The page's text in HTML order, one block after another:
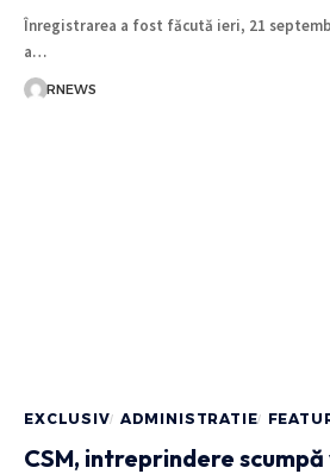
Înregistrarea a fost făcută ieri, 21
a…
RNEWS
EXCLUSIV ADMINISTRATIE
CSM, intreprindere